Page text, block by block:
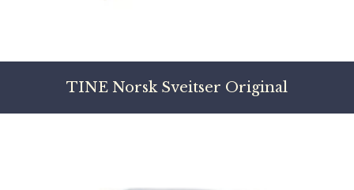
TINE Norsk Sveitser Original